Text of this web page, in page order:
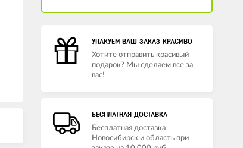
УПАКУЕМ ВАШ ЗАКАЗ КРАСИВО
Хотите отправить красивый
подарок? Мы сделаем все за
вас!
БЕСПЛАТНАЯ ДОСТАВКА
Бесплатная доставка
Новосибирск и область при